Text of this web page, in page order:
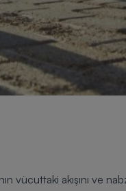
vücuttaki akışını ve